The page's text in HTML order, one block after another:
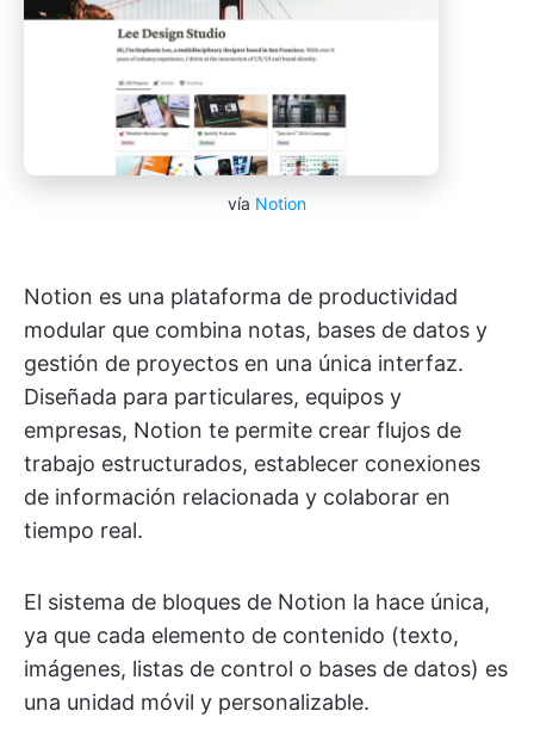
vía Notion
Notion es una plataforma de productividad
modular que combina notas, bases de datos y
gestión de proyectos en una única interfaz.
Diseñada para particulares, equipos y
empresas, Notion te permite crear flujos de
trabajo estructurados, establecer conexiones
de información relacionada y colaborar en
tiempo real.
El sistema de bloques de Notion la hace única,
ya que cada elemento de contenido (texto,
imágenes, listas de control o bases de datos) es
una unidad móvil y personalizable.